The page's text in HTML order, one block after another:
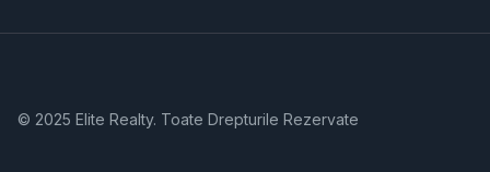
© 2025 Elite Realty. Toate Drepturile Rezervate